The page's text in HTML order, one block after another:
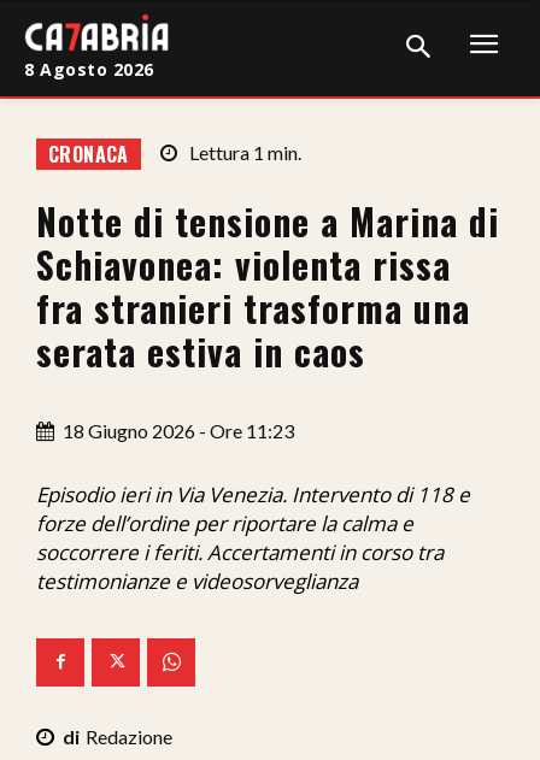
Cronaca
Giudiziaria
Politica
Sport
Sanità
Economia
Ita-Mondo
We Calabria
8 Agosto 2026
CRONACA Lettura 1 min.
Notte di tensione a Marina di
Schiavonea: violenta rissa
fra stranieri trasforma una
serata estiva in caos
18 Giugno 2026 - Ore 11:23
Episodio ieri in Via Venezia. Intervento di 118 e
forze dell’ordine per riportare la calma e
soccorrere i feriti. Accertamenti in corso tra
testimonianze e videosorveglianza
Redazione